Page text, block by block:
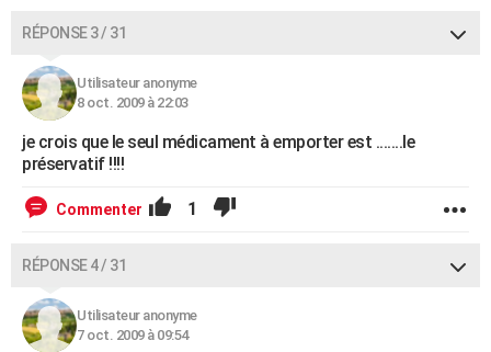
RÉPONSE 3 / 31
Utilisateur anonyme
8 oct. 2009 à 22:03
je crois que le seul médicament à emporter est .......le
préservatif !!!!
Commenter 1
RÉPONSE 4 / 31
Utilisateur anonyme
7 oct. 2009 à 09:54